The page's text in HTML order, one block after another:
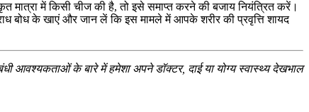
में किसी चीज की है, तो इसे समाप्त करने की बजाय नियंत्रित करें।
बोध के खाएं और जान लें कि इस मामले में आपके शरीर की प्रवृत्ति शायद
आवश्यकताओं के बारे में हमेशा अपने डॉक्टर, दाई या योग्य स्वास्थ्य देखभाल